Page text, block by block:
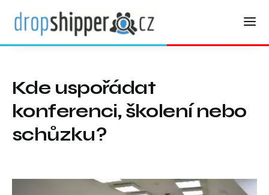
Kde uspořádat
konferenci, školení nebo
schůzku?